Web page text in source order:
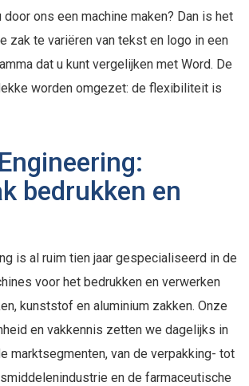
door ons een machine maken? Dan is het
zak te variëren van tekst en logo in een
dat u kunt vergelijken met Word. De
worden omgezet: de flexibiliteit is
bedrukken en
is al ruim tien jaar gespecialiseerd in de
voor het bedrukken en verwerken
kunststof en aluminium zakken. Onze
en vakkennis zetten we dagelijks in
marktsegmenten, van de verpakking- tot
en de farmaceutische